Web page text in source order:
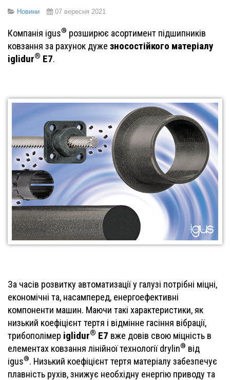
Новини 07 вересня 2021
Компанія igus® розширює асортимент підшипників
ковзання за рахунок дуже зносостійкого матеріалу
iglidur® E7.
За часів розвитку автоматизації у галузі потрібні міцні,
економічні та, насамперед, енергоефективні
компоненти машин. Маючи такі характеристики, як
низький коефіцієнт тертя і відмінне гасіння вібрації,
трибополімер iglidur® E7 вже довів свою міцність в
елементах ковзання лінійної технології drylin® від
igus®. Низький коефіцієнт тертя матеріалу забезпечує
плавність рухів, знижує необхідну енергію приводу та